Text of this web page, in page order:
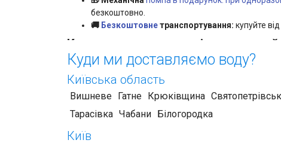
безкоштовно.
🚚 Безкоштовнетранспортування: купуйте
Карта покриття та логістика по
Наша компанія не обмежується окремими
адміністративних районах:
Шевченківський район:Лук’янівка, Сирець,
Берестейський).
Куди ми доставляємо воду?
Київська область
Вишневе Гатне Крюківщина
Тарасівка Чабани Білогородка
Київ